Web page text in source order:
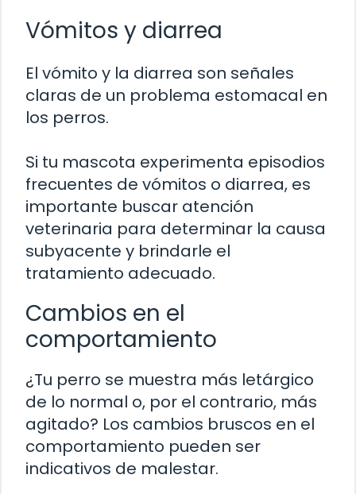
Vómitos y diarrea
El vómito y la diarrea son señales
claras de un problema estomacal en
los perros.
Si tu mascota experimenta episodios
frecuentes de vómitos o diarrea, es
importante buscar atención
veterinaria para determinar la causa
subyacente y brindarle el
tratamiento adecuado.
Cambios en el
comportamiento
¿Tu perro se muestra más letárgico
de lo normal o, por el contrario, más
agitado? Los cambios bruscos en el
comportamiento pueden ser
indicativos de malestar.